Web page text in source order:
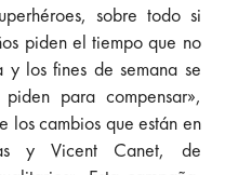
sobre todo si
piden el tiempo que no
y los fines de semana se
para compensar»,
los cambios que están en
y Vicent Canet, de